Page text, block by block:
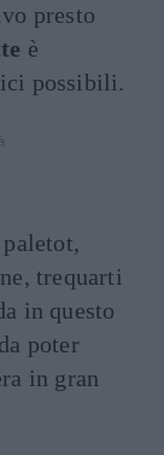
presto
è
possibili.
trequarti
in questo
poter
in gran